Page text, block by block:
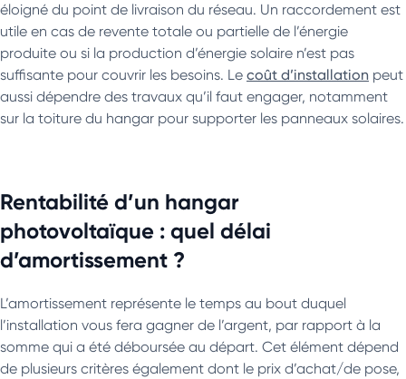
éloigné du point de livraison du réseau. Un raccordement est
utile en cas de revente totale ou partielle de l’énergie
produite ou si la production d’énergie solaire n’est pas
suffisante pour couvrir les besoins. Le coût d’installation peut
aussi dépendre des travaux qu’il faut engager, notamment
sur la toiture du hangar pour supporter les panneaux solaires.
Rentabilité d’un hangar
photovoltaïque : quel délai
d’amortissement ?
L’amortissement représente le temps au bout duquel
l’installation vous fera gagner de l’argent, par rapport à la
somme qui a été déboursée au départ. Cet élément dépend
de plusieurs critères également dont le prix d’achat/de pose,